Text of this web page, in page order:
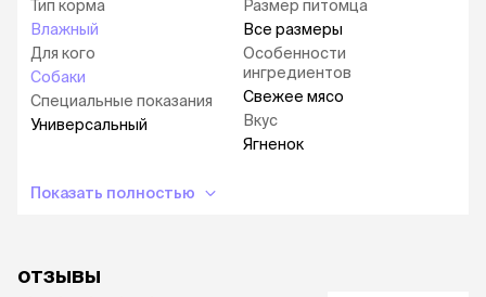
Тип корма
Влажный
Для кого
Собаки
Специальные показания
Универсальный
Размер питомца
Все размеры
Особенности
ингредиентов
Свежее мясо
Вкус
Ягненок
Показать полностью
отзывы